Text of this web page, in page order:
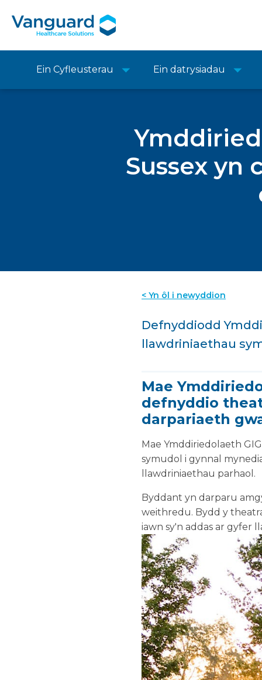
Ein Cyfleusterau Ein datrysiadau
Sussex yn
< Yn ôl i newyddion
Defnyddiodd
llawdriniaethau
Mae
defnyddio
darpariaeth
Mae Ymddiriedolaeth
symudol i gynnal
llawdriniaethau parhaol.
Byddant yn darparu
weithredu. Bydd y
iawn sy'n addas ar gyfer